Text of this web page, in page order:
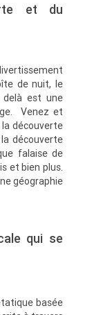
et du
de nuit, le
delà est une
Venez et
découverte
découverte
falaise de
et bien plus.
géographie
qui se
basée